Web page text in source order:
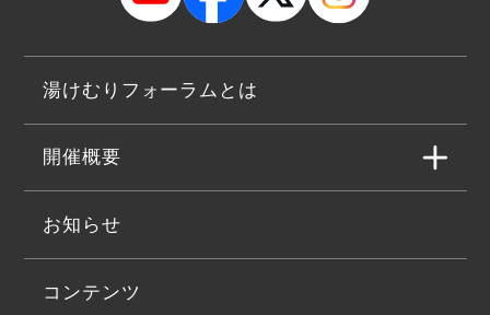
湯けむりフォーラムとは
開催概要
お知らせ
コンテンツ